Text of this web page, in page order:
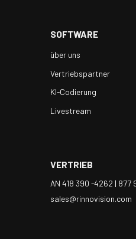
SOFTWARE
über uns
Vertriebspartner
KI-Codierung
Livestream
VERTRIEB
AN 418 390 -4262 | 877
sales@rinnovision.com